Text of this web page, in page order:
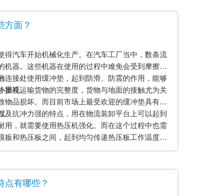
方面？
得汽车开始机械化生产。在汽车工厂当中，数条流
机器。这些机器在使用的过程中难免会受到摩擦和
连接处使用缓冲垫，起到防滑、防震的作用，能够
损耗。
重视运输货物的完整度，货物与地面的接触尤为关
物品损坏。而目前市场上最受欢迎的缓冲垫具有弹
及抗冲力强的特点，用在物流装卸平台上可以起到
用，就需要使用热压机强化。而在这个过程中也需
板和热压板之间，起到均匀传递热压板工作温度和
缓冲垫还可以使纸贴面和基板更加密致的粘合，最
点有哪些？